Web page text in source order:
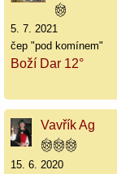
5. 7. 2021
čep "pod komínem"
Boží Dar 12°
Vavřík Ag
15. 6. 2020